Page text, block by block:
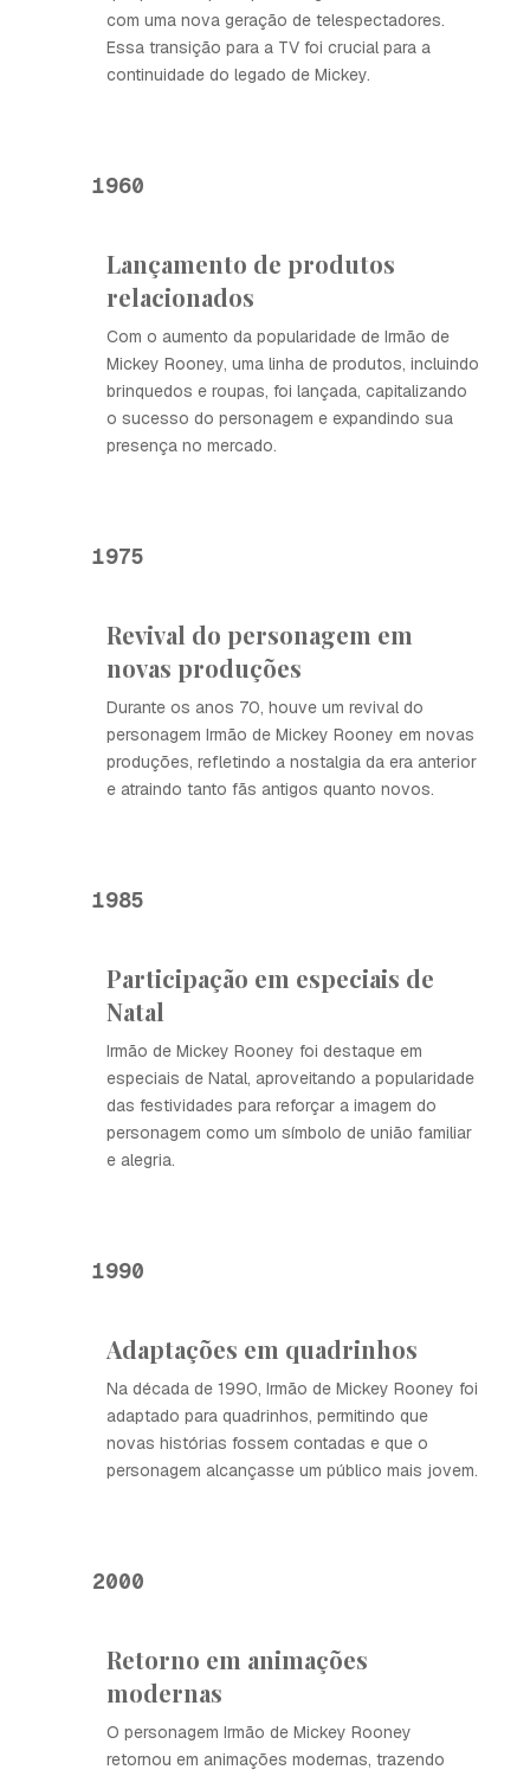
com uma nova geração de telespectadores.
Essa transição para a TV foi crucial para a
continuidade do legado de Mickey.
1960
Lançamento de produtos
relacionados
Com o aumento da popularidade de Irmão de
Mickey Rooney, uma linha de produtos, incluindo
brinquedos e roupas, foi lançada, capitalizando
o sucesso do personagem e expandindo sua
presença no mercado.
1975
Revival do personagem em
novas produções
Durante os anos 70, houve um revival do
personagem Irmão de Mickey Rooney em novas
produções, refletindo a nostalgia da era anterior
e atraindo tanto fãs antigos quanto novos.
1985
Participação em especiais de
Natal
Irmão de Mickey Rooney foi destaque em
especiais de Natal, aproveitando a popularidade
das festividades para reforçar a imagem do
personagem como um símbolo de união familiar
e alegria.
1990
Adaptações em quadrinhos
Na década de 1990, Irmão de Mickey Rooney foi
adaptado para quadrinhos, permitindo que
novas histórias fossem contadas e que o
personagem alcançasse um público mais jovem.
2000
Retorno em animações
modernas
O personagem Irmão de Mickey Rooney
retornou em animações modernas, trazendo